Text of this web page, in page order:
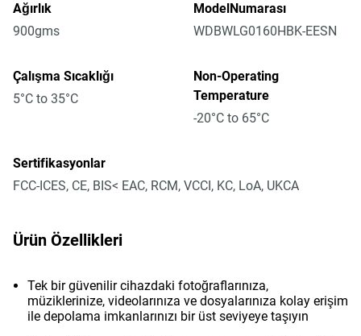
Ağırlık
900gms
ModelNumarası
WDBWLG0160HBK-EESN
Çalışma Sıcaklığı
5°C to 35°C
Non-Operating
Temperature
-20°C to 65°C
Sertifikasyonlar
FCC-ICES, CE, BIS< EAC, RCM, VCCI, KC, LoA, UKCA
Ürün Özellikleri
Tek bir güvenilir cihazdaki fotoğraflarınıza,
müziklerinize, videolarınıza ve dosyalarınıza kolay erişim
ile depolama imkanlarınızı bir üst seviyeye taşıyın